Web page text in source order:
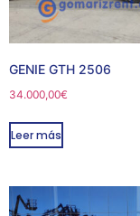
GENIE GTH 2506
34.000,00€
Leer más